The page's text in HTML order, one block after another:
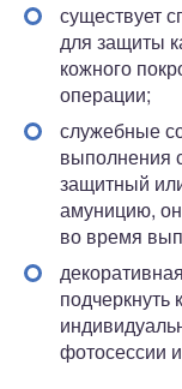
существует
для защиты
кожного
операции;
служебные
выполнения
защитный
амуницию,
во время
подчеркнуть
фотосессии